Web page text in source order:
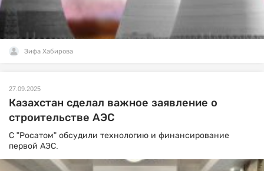
Зифа Хабирова
27.09.2025
Казахстан сделал важное заявление о
строительстве АЭС
С "Росатом" обсудили технологию и финансирование
первой АЭС.